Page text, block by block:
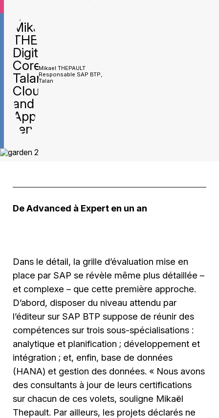
Mikael THEPAULT
Responsable SAP BTP,
Talan
De Advanced à Expert en un an
Dans le détail, la grille d’évaluation mise en
place par SAP se révèle même plus détaillée –
et complexe – que cette première approche.
D’abord, disposer du niveau attendu par
l’éditeur sur SAP BTP suppose de réunir des
compétences sur trois sous-spécialisations :
analytique et planification ; développement et
intégration ; et, enfin, base de données
(HANA) et gestion des données. « Nous avons
des consultants à jour de leurs certifications
sur chacun de ces volets, souligne Mikaël
Thepault. Par ailleurs, les projets déclarés ne